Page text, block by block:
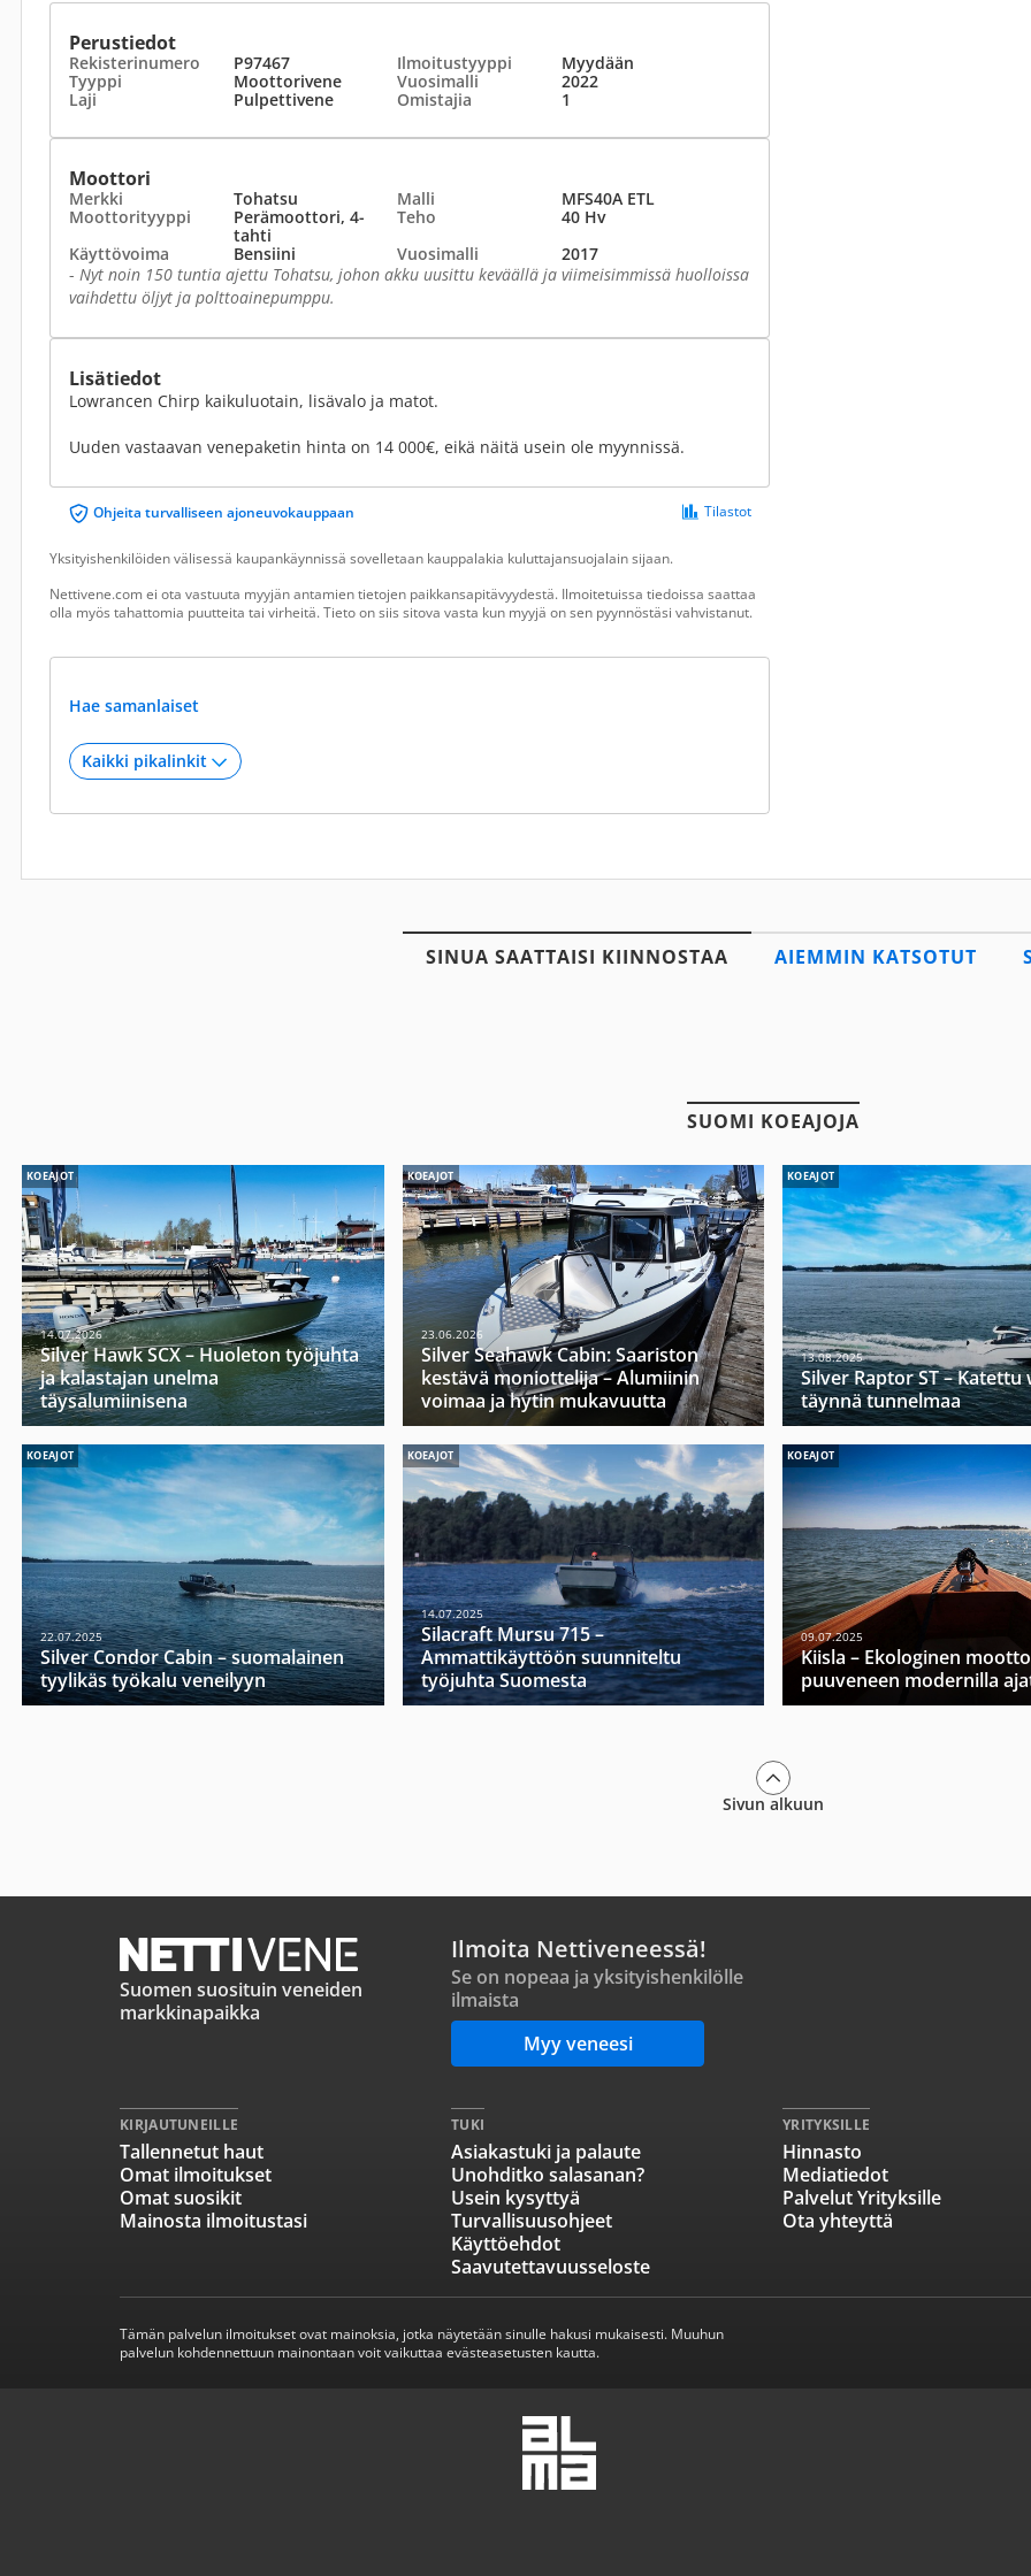
Perustiedot
Rekisterinumero P97467 Ilmoitustyyppi
Myydään
Tyyppi
Moottorivene Vuosimalli
2022
Laji
Pulpettivene Omistajia 1
Moottori
Merkki Tohatsu Malli
MFS40A ETL
Moottorityyppi
Perämoottori, 4-
tahti
Teho
40 Hv
Käyttövoima
Bensiini Vuosimalli
2017
- Nyt noin 150 tuntia ajettu Tohatsu, johon akku uusittu keväällä ja viimeisimmissä huolloissa
vaihdettu öljyt ja polttoainepumppu.
Lisätiedot
Lowrancen Chirp kaikuluotain, lisävalo ja matot.
Uuden vastaavan venepaketin hinta on 14 000€, eikä näitä usein ole myynnissä.
Ohjeita turvalliseen ajoneuvokauppaan Tilastot
Yksityishenkilöiden välisessä kaupankäynnissä sovelletaan kauppalakia kuluttajansuojalain sijaan.
Nettivene.com ei ota vastuuta myyjän antamien tietojen paikkansapitävyydestä. Ilmoitetuissa tiedoissa saattaa
olla myös tahattomia puutteita tai virheitä. Tieto on siis sitova vasta kun myyjä on sen pyynnöstäsi vahvistanut.
Hae samanlaiset
SINUA SAATTAISI KIINNOSTAA AIEMMIN KATSOTUT
SUOMI KOEAJOJA
KOEAJOT
14.07.2026
Silver Hawk SCX – Huoleton työjuhta
ja kalastajan unelma
täysalumiinisena
KOEAJOT
23.06.2026
Silver Seahawk Cabin: Saariston
kestävä moniottelija – Alumiinin
voimaa ja hytin mukavuutta
KOEAJOT
13.08.2025
Silver Raptor ST –
täynnä tunnelmaa
KOEAJOT
22.07.2025
Silver Condor Cabin – suomalainen
tyylikäs työkalu veneilyyn
KOEAJOT
14.07.2025
Silacraft Mursu 715 –
Ammattikäyttöön suunniteltu
työjuhta Suomesta
KOEAJOT
09.07.2025
Kiisla – Ekologinen
puuveneen modernilla
Sivun alkuun
Suomen suosituin veneiden
markkinapaikka
Ilmoita Nettiveneessä!
Se on nopeaa ja yksityishenkilölle
ilmaista
Myy veneesi
KIRJAUTUNEILLE
Tallennetut haut
Omat ilmoitukset
Omat suosikit
Mainosta ilmoitustasi
TUKI
Asiakastuki ja palaute
Unohditko salasanan?
Usein kysyttyä
Turvallisuusohjeet
Käyttöehdot
Saavutettavuusseloste
YRITYKSILLE
Hinnasto
Mediatiedot
Palvelut Yrityksille
Ota yhteyttä
Tämän palvelun ilmoitukset ovat mainoksia, jotka näytetään sinulle hakusi mukaisesti. Muuhun
palvelun kohdennettuun mainontaan voit vaikuttaa evästeasetusten kautta.